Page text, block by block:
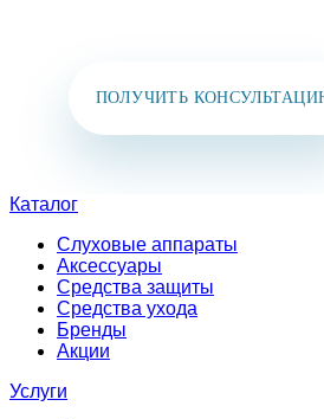
ПОЛУЧИТЬ
Каталог
Слуховые аппараты
Аксессуары
Средства защиты
Средства ухода
Бренды
Акции
Услуги